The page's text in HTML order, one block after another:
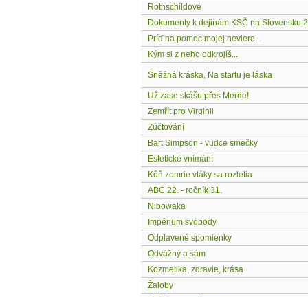
Rothschildové
Dokumenty k dejinám KSČ na Slovensku
Príď na pomoc mojej neviere...
Kým si z neho odkrojíš...
Sněžná kráska, Na startu je láska
Už zase skášu přes Merde!
Zemřít pro Virginii
Zúčtování
Bart Simpson - vudce smečky
Estetické vnímání
Kôň zomrie vtáky sa rozletia
ABC 22. - ročník 31.
Nibowaka
Impérium svobody
Odplavené spomienky
Odvážný a sám
Kozmetika, zdravie, krása
Žaloby